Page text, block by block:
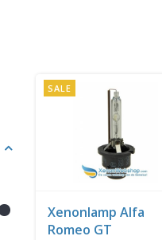
SALE
Xenonlamp Alfa
Romeo GT